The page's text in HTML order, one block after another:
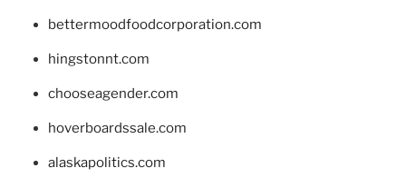
bettermoodfoodcorporation.com
hingstonnt.com
chooseagender.com
hoverboardssale.com
alaskapolitics.com